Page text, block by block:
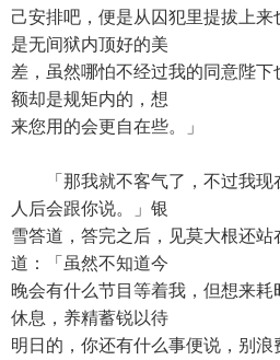
己安排吧，便是从囚犯里提拔上
是无间狱内顶好的美
差，虽然哪怕不经过我的同意陛
额却是规矩内的，想
来您用的会更自在些。」
「那我就不客气了，不过我现
人后会跟你说。」银
雪答道，答完之后，见莫大根还
道：「虽然不知道今
晚会有什么节目等着我，但想来
休息，养精蓄锐以待
明日的，你还有什么事便说，别浪